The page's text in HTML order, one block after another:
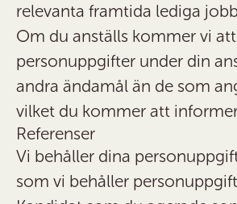
relevanta framtida lediga
Om du anställs kommer vi
personuppgifter under din
andra ändamål än de som
vilket du kommer att
Referenser
Vi behåller dina
som vi behåller